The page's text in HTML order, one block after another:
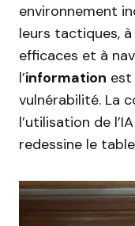
environnement
leurs tactiques,
efficaces et à
l’information est
vulnérabilité. La
l’utilisation de
redessine le